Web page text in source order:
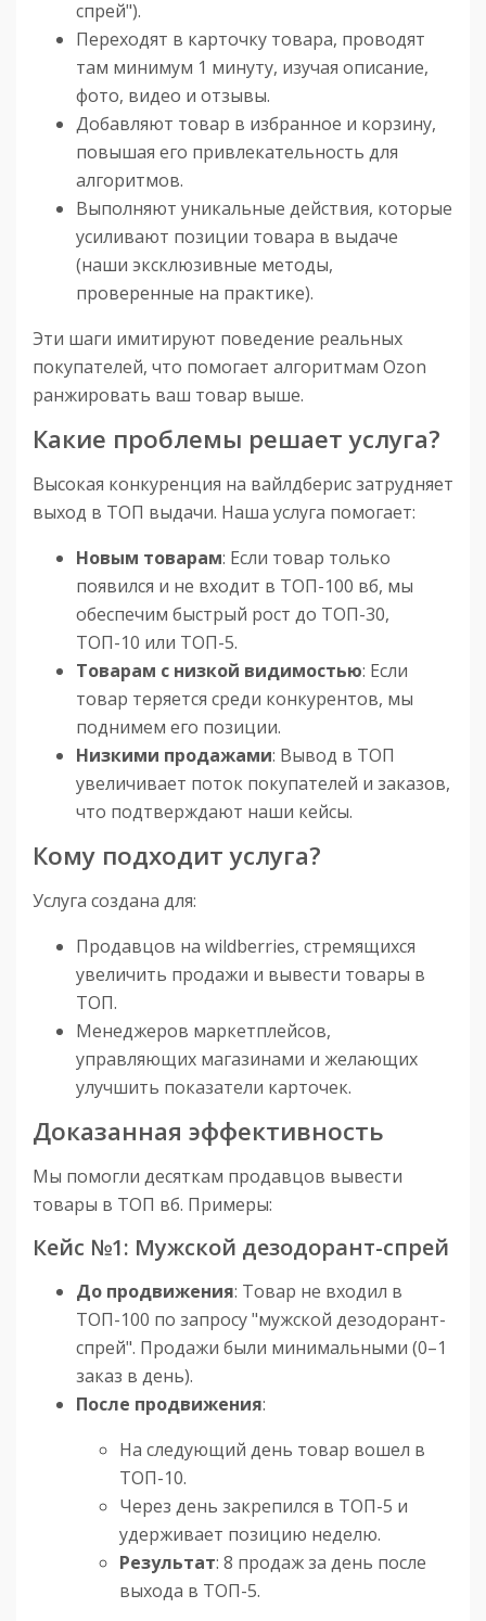
спрей").
Переходят в карточку товара, проводят
там минимум 1 минуту, изучая описание,
фото, видео и отзывы.
Добавляют товар в избранное и корзину,
повышая его привлекательность для
алгоритмов.
Выполняют уникальные действия, которые
усиливают позиции товара в выдаче
(наши эксклюзивные методы,
проверенные на практике).
Эти шаги имитируют поведение реальных
покупателей, что помогает алгоритмам Ozon
ранжировать ваш товар выше.
Какие проблемы решает услуга?
Высокая конкуренция на вайлдберис затрудняет
выход в ТОП выдачи. Наша услуга помогает:
Новым товарам: Если товар только
появился и не входит в ТОП-100 вб, мы
обеспечим быстрый рост до ТОП-30,
ТОП-10 или ТОП-5.
Товарам с низкой видимостью: Если
товар теряется среди конкурентов, мы
поднимем его позиции.
Низкими продажами: Вывод в ТОП
увеличивает поток покупателей и заказов,
что подтверждают наши кейсы.
Кому подходит услуга?
Услуга создана для:
Продавцов на wildberries, стремящихся
увеличить продажи и вывести товары в
ТОП.
Менеджеров маркетплейсов,
управляющих магазинами и желающих
улучшить показатели карточек.
Доказанная эффективность
Мы помогли десяткам продавцов вывести
товары в ТОП вб. Примеры:
Кейс №1: Мужской дезодорант-спрей
До продвижения: Товар не входил в
ТОП-100 по запросу "мужской дезодорант-
спрей". Продажи были минимальными (0–1
заказ в день).
После продвижения:
На следующий день товар вошел в
ТОП-10.
Через день закрепился в ТОП-5 и
удерживает позицию неделю.
Результат: 8 продаж за день после
выхода в ТОП-5.